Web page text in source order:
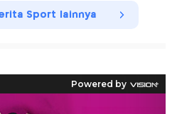
Sport lainnya